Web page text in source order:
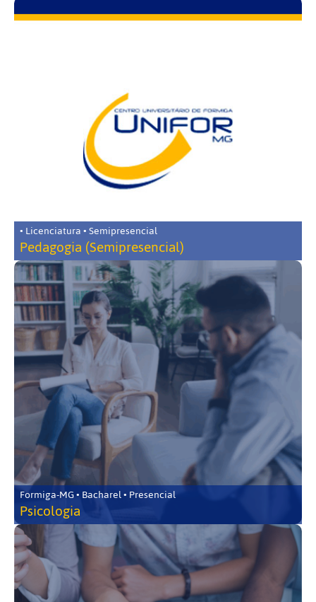
• Licenciatura • Semipresencial
Pedagogia (Semipresencial)
Formiga-MG • Bacharel • Presencial
Psicologia